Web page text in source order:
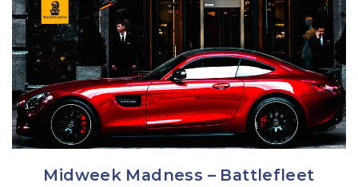
Midweek Madness – Battlefleet